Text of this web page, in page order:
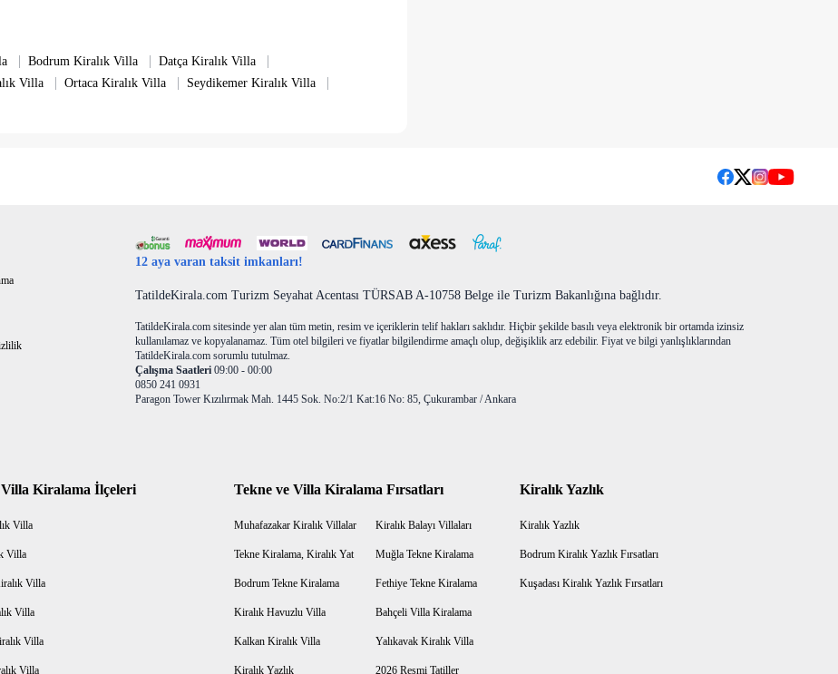
| Bodrum Kiralık Villa | Datça Kiralık Villa |
Villa | Ortaca Kiralık Villa | Seydikemer Kiralık Villa |
12 aya varan taksit imkanları!
TatildeKirala.com Turizm Seyahat Acentası TÜRSAB A-10758 Belge ile Turizm Bakanlığına bağlıdır.
TatildeKirala.com sitesinde yer alan tüm metin, resim ve içeriklerin telif hakları saklıdır. Hiçbir şekilde basılı veya elektronik bir ortamda izinsiz
kullanılamaz ve kopyalanamaz. Tüm otel bilgileri ve fiyatlar bilgilendirme amaçlı olup, değişiklik arz edebilir. Fiyat ve bilgi yanlışlıklarından
TatildeKirala.com sorumlu tutulmaz.
Çalışma Saatleri 09:00 - 00:00
0850 241 0931
Paragon Tower Kızılırmak Mah. 1445 Sok. No:2/1 Kat:16 No: 85, Çukurambar / Ankara
Kiralama İlçeleri
Villa
Villa
Villa
Villa
Villa
Villa
Tekne ve Villa Kiralama Fırsatları
Muhafazakar Kiralık Villalar Kiralık Balayı Villaları
Tekne Kiralama, Kiralık Yat Muğla Tekne Kiralama
Bodrum Tekne Kiralama Fethiye Tekne Kiralama
Kiralık Havuzlu Villa Bahçeli Villa Kiralama
Kalkan Kiralık Villa Yalıkavak Kiralık Villa
Kiralık Yazlık 2026 Resmi Tatiller
Kiralık Yazlık
Kiralık Yazlık
Bodrum Kiralık Yazlık Fırsatları
Kuşadası Kiralık Yazlık Fırsatları